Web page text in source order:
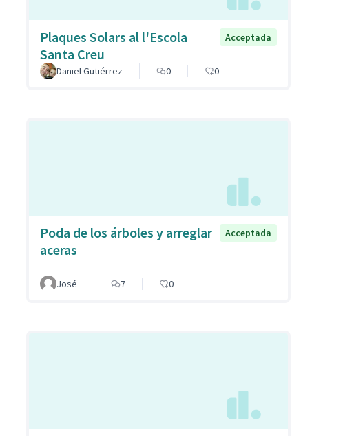
Plaques Solars al l'Escola
Santa Creu
Acceptada
Daniel Gutiérrez 0 0
Poda de los árboles y arreglar
aceras
Acceptada
José 7 0